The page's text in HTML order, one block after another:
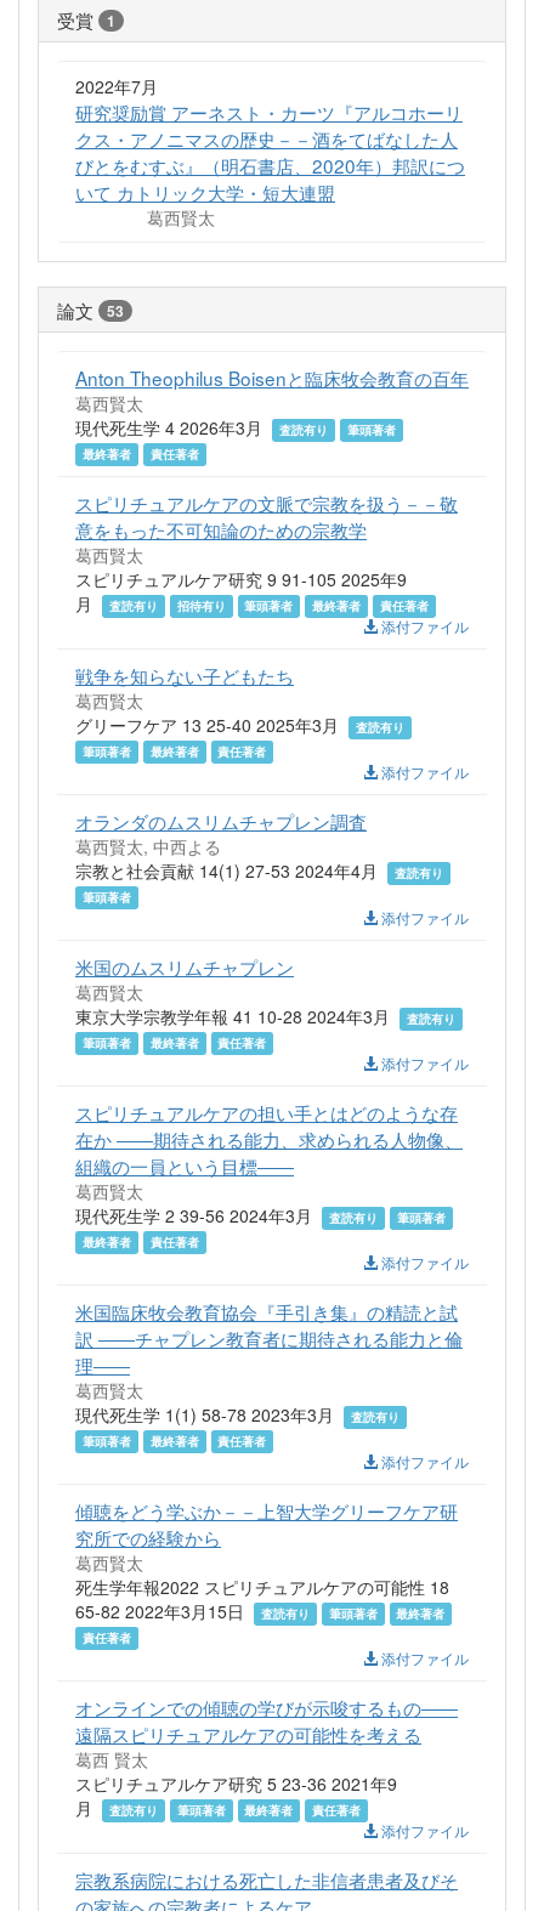
受賞 1
2022年7月
研究奨励賞 アーネスト・カーツ『アルコホーリ
クス・アノニマスの歴史－－酒をてばなした人
びとをむすぶ』（明石書店、2020年）邦訳につ
いて カトリック大学・短大連盟
葛西賢太
論文 53
Anton Theophilus Boisenと臨床牧会教育の百年
葛西賢太
現代死生学 4 2026年3月
査読有り
筆頭著者
最終著者
責任著者
スピリチュアルケアの文脈で宗教を扱う－－敬
意をもった不可知論のための宗教学
葛西賢太
スピリチュアルケア研究 9 91-105 2025年9
月
査読有り 招待有り 筆頭著者 最終著者 責任著者
添付ファイル
戦争を知らない子どもたち
葛西賢太
グリーフケア 13 25-40 2025年3月
査読有り
筆頭著者
最終著者 責任著者
添付ファイル
オランダのムスリムチャプレン調査
葛西賢太, 中西よる
宗教と社会貢献 14(1) 27-53 2024年4月
査読有り
筆頭著者
添付ファイル
米国のムスリムチャプレン
葛西賢太
東京大学宗教学年報 41 10-28 2024年3月
査読有り
筆頭著者
最終著者 責任著者
添付ファイル
スピリチュアルケアの担い手とはどのような存
在か ――期待される能力、求められる人物像、
組織の一員という目標――
葛西賢太
現代死生学 2 39-56 2024年3月
査読有り
筆頭著者
最終著者
責任著者
添付ファイル
米国臨床牧会教育協会『手引き集』の精読と試
訳 ――チャプレン教育者に期待される能力と倫
理――
葛西賢太
現代死生学 1(1) 58-78 2023年3月
査読有り
筆頭著者
最終著者 責任著者
添付ファイル
傾聴をどう学ぶか－－上智大学グリーフケア研
究所での経験から
葛西賢太
死生学年報2022 スピリチュアルケアの可能性 18
65-82 2022年3月15日
査読有り 筆頭著者
最終著者
責任著者
添付ファイル
オンラインでの傾聴の学びが示唆するもの――
遠隔スピリチュアルケアの可能性を考える
葛西 賢太
スピリチュアルケア研究 5 23-36 2021年9
月
査読有り 筆頭著者 最終著者 責任著者
添付ファイル
宗教系病院における死亡した非信者患者及びそ